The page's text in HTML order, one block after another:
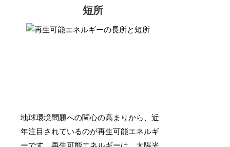
短所
地球環境問題への関心の高まりから、近
年注目されているのが再生可能エネルギ